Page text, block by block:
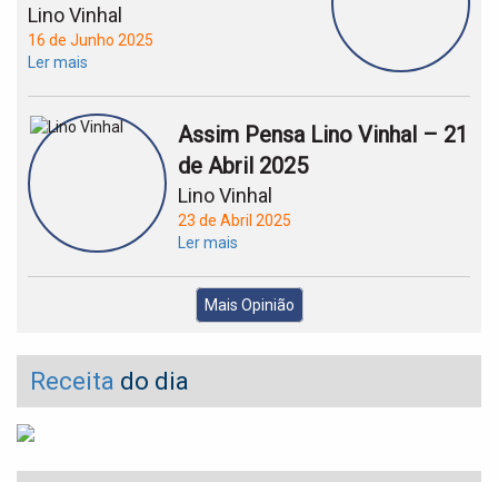
Lino Vinhal
16 de Junho 2025
Ler mais
Assim Pensa Lino Vinhal – 21
de Abril 2025
Lino Vinhal
23 de Abril 2025
Ler mais
Mais Opinião
Receita do dia